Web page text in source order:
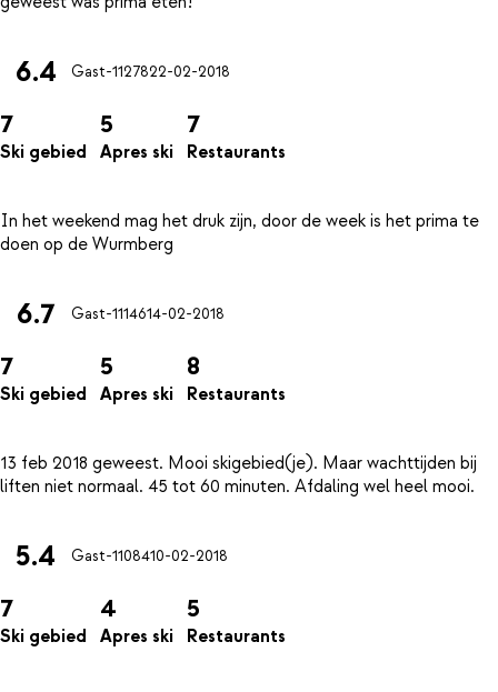
6.4 Gast-1127822-02-2018
7
Ski gebied
5
Apres ski
7
Restaurants
In het weekend mag het druk zijn, door de week is het prima te
6.7 Gast-1114614-02-2018
7
Ski gebied
5
Apres ski
8
Restaurants
13 feb 2018 geweest. Mooi skigebied(je). Maar wachttijden bij
5.4 Gast-1108410-02-2018
7
Ski gebied
4
Apres ski
5
Restaurants